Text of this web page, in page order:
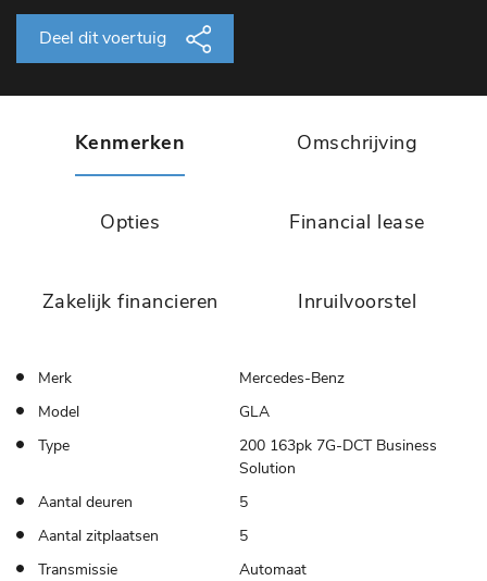
Deel dit voertuig
Kenmerken Omschrijving
Opties Financial lease
Zakelijk financieren Inruilvoorstel
Merk
Mercedes-Benz
Model
GLA
Type
200 163pk 7G-DCT Business
Solution
Aantal deuren
5
Aantal zitplaatsen
5
Transmissie
Automaat